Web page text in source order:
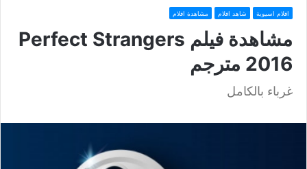
افلام اسيوية شاهد افلام مشاهدة افلام
مشاهدة فيلم Perfect Strangers
2016 مترجم
غرباء بالكامل